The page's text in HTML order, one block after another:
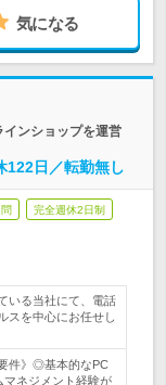
気になる
ンショップを運営
122日／転勤無し
完全週休2日制
いる当社にて、電話
スを中心にお任せし
件》◎基本的なPC
ネジメント経験が